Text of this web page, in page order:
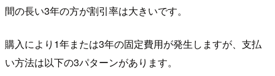
間の長い3年の方が割引率は大きいです。
購入により1年または3年の固定費用が発生しますが、支払
い方法は以下の3パターンがあります。